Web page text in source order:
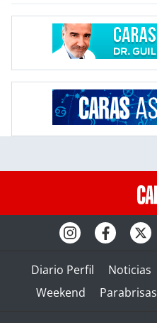
Diario Perfil Noticias
Weekend
Parabrisas